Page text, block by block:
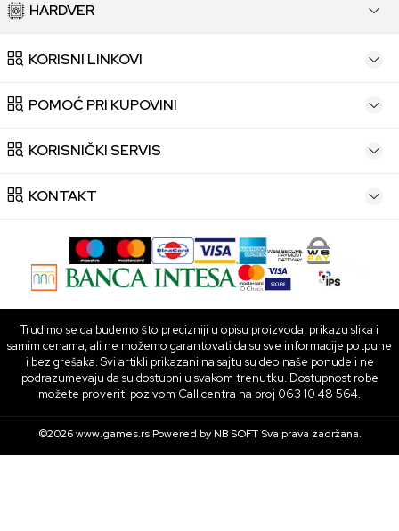
HARDVER
KORISNI LINKOVI
POMOĆ PRI KUPOVINI
KORISNIČKI SERVIS
KONTAKT
Trudimo se da budemo što precizniji u opisu proizvoda, prikazu slika i
samim cenama, ali ne možemo garantovati da su sve informacije potpune
i bez grešaka. Svi artikli prikazani na sajtu su deo naše ponude i ne
podrazumevaju da su dostupni u svakom trenutku. Dostupnost robe
možete proveriti pozivom Call centra na broj 063 10 48 564.
©2026www.games.rs Powered byNB SOFTSva prava zadržana.